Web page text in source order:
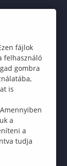
fájlok
felhasználó
gombra
is
a
a
tudja